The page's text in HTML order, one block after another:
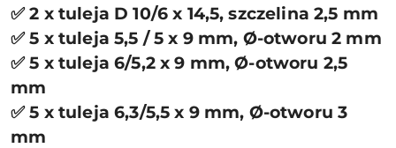
✅ 2 x tuleja D 10/6 x 14,5, szczelina 2,5 mm
✅ 5 x tuleja 5,5 / 5 x 9 mm, Ø-otworu 2 mm
✅ 5 x tuleja 6/5,2 x 9 mm, Ø-otworu 2,5
mm
✅ 5 x tuleja 6,3/5,5 x 9 mm, Ø-otworu 3
mm